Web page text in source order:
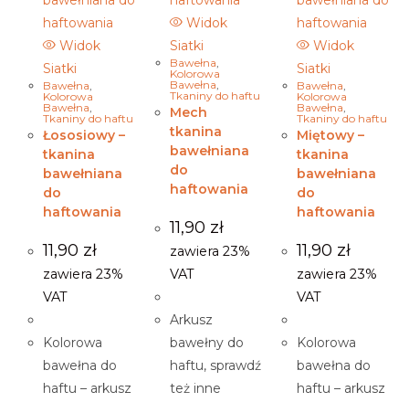
Widok
Siatki
Bawełna,
Kolorowa
Bawełna,
Tkaniny do haftu
Łososiowy –
tkanina
bawełniana
do
haftowania
11,90 zł
zawiera 23%
VAT
Kolorowa
bawełna do
haftu – arkusz
Widok
Siatki
Bawełna,
Kolorowa
Bawełna,
Tkaniny do haftu
Mech
tkanina
bawełniana
do
haftowania
11,90 zł
zawiera 23%
VAT
Arkusz
bawełny do
haftu, sprawdź
też inne
Widok
Siatki
Bawełna,
Kolorowa
Bawełna,
Tkaniny do haftu
Miętowy –
tkanina
bawełniana
do
haftowania
11,90 zł
zawiera 23%
VAT
Kolorowa
bawełna do
haftu – arkusz